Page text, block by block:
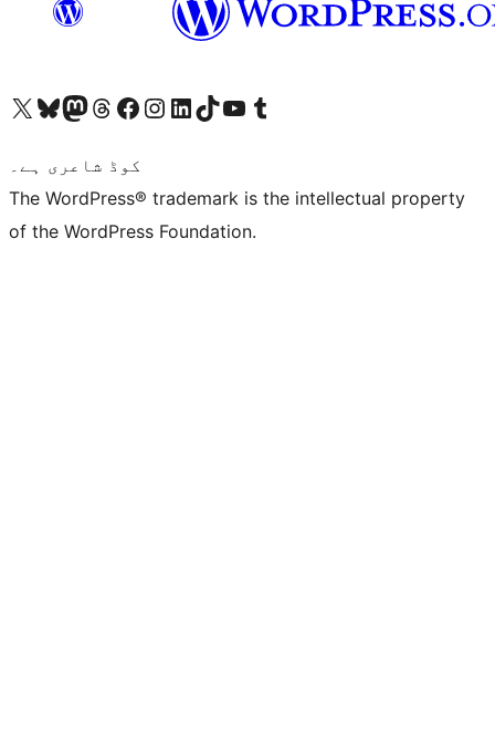
Visit our X (formerly Twitter) account
ہمارے بلیواسکائی اکاؤنٹ پر جائیں
Visit our Mastodon account
ہمارے ٹھریڈز اکاؤنٹ پر جائیں
Visit our Facebook page
Visit our Instagram account
Visit our LinkedIn account
ہمارے ٹک ٹاک اکاؤنٹ پر جائیں
Visit our YouTube channel
ہمارے ٹمبلر اکاؤنٹ پر جائیں
کوڈ شاعری ہے۔
The WordPress® trademark is the intellectual property
of the WordPress Foundation.